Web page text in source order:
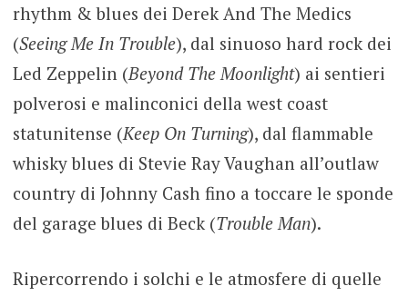
rhythm & blues dei Derek And The Medics
(Seeing Me In Trouble), dal sinuoso hard rock dei
Led Zeppelin (Beyond The Moonlight) ai sentieri
polverosi e malinconici della west coast
statunitense (Keep On Turning), dal flammable
whisky blues di Stevie Ray Vaughan all’outlaw
country di Johnny Cash fino a toccare le sponde
del garage blues di Beck (Trouble Man).
Ripercorrendo i solchi e le atmosfere di quelle